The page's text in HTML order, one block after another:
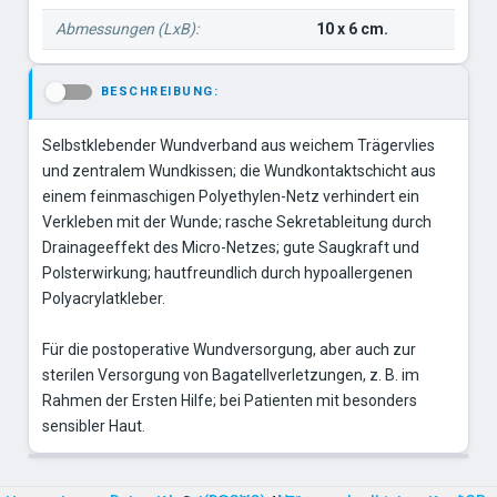
Abmessungen (LxB): 10 x 6 cm.
BESCHREIBUNG:
Selbstklebender Wundverband aus weichem Trägervlies
und zentralem Wundkissen; die Wundkontaktschicht aus
einem feinmaschigen Polyethylen-Netz verhindert ein
Verkleben mit der Wunde; rasche Sekretableitung durch
Drainageeffekt des Micro-Netzes; gute Saugkraft und
Polsterwirkung; hautfreundlich durch hypoallergenen
Polyacrylatkleber.
Für die postoperative Wundversorgung, aber auch zur
sterilen Versorgung von Bagatellverletzungen, z. B. im
Rahmen der Ersten Hilfe; bei Patienten mit besonders
sensibler Haut.